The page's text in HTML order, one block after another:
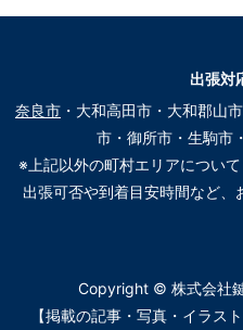
出張対
奈良市 ・大和高田市・大和郡山
市・御所市・生駒市
※上記以外の町村エリアについ
出張可否や到着目安時間など、
Copyright © 株式会社
【掲載の記事・写真・イラス